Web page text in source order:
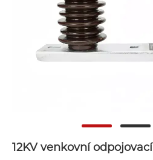
12KV venkovní